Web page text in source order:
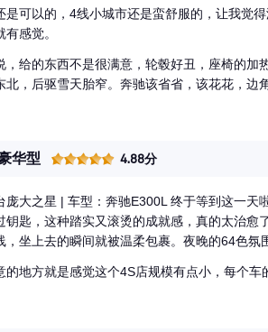
是可以的，4线小城市还是蛮舒服的，让我觉
感觉。
，给的东西不是很满意，轮毂好丑，座椅的
北，后驱雪天胎窄。奔驰该省省，该花花，边
华型 4.88分
庞大之星 | 车型：奔驰E300L 终于等到这一
实又滚烫的成就感，真的太治愈了。 先说说一眼沦陷的内饰 星云灰真皮座
，坐上去的瞬间就被温柔包裹。夜晚的64色
再夸夸被朋友问爆的超级屏 坐进驾驶位，中控大屏亮起的瞬间，科
中我心巴。导航、多媒体操作丝滑流畅，界面
的地方就是感觉这个4S店规模有点小，每个车